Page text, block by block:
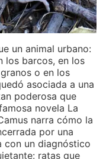
un animal urbano:
los barcos, en los
o en los
asociada a una
poderosa que
novela La
narra cómo la
por una
con un diagnóstico
ratas que